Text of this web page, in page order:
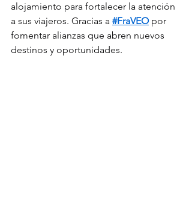
alojamiento para fortalecer la atención
a sus viajeros. Gracias a #FraVEO por
fomentar alianzas que abren nuevos
destinos y oportunidades.